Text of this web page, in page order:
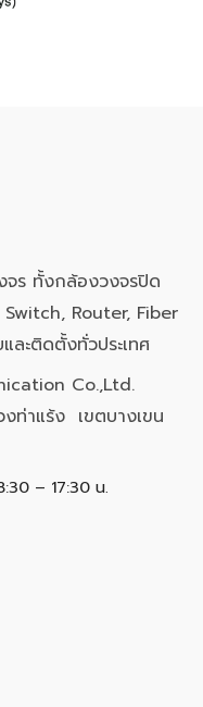
จร ทั้งกล้องวงจรปิด
Router, Fiber
ละติดตั้งทั่วประเทศ
Co.,Ltd.
ท่าแร้ง เขตบางเขน
– 17:30 น.